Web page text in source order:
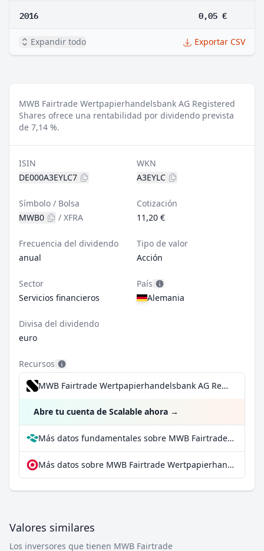
2016 0,05 €
Expandir todo Exportar CSV
MWB Fairtrade Wertpapierhandelsbank AG Registered
Shares ofrece una rentabilidad por dividendo prevista
de 7,14 %.
ISIN
DE000A3EYLC7
WKN
A3EYLC
Símbolo / Bolsa
MWB0
/ XFRA
Cotización
11,20 €
Frecuencia del dividendo
anual
Tipo de valor
Acción
Sector
Servicios financieros
País
Alemania
Divisa del dividendo
euro
Recursos
MWB Fairtrade Wertpapierhandelsbank AG Registered Shares por 0,99 €/operación, incluido el Dividend Reinvestment Plan
Abre tu cuenta de Scalable ahora →
Más datos fundamentales sobre MWB Fairtrade Wertpapierhandelsbank AG Registered Shares en Parqet
Más datos sobre MWB Fairtrade Wertpapierhandelsbank AG Registered Shares en extraETF
Valores similares
Los inversores que tienen MWB Fairtrade